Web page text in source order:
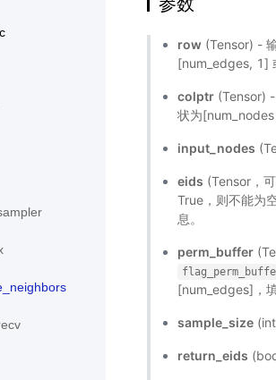
row (Tensor) -
[num_edges, 1]
colptr (Tensor)
状为
input_nodes
eids (Tensor，
True，则不能为
息。
perm_buffer
[num_edges]，
sample_size
return_eids